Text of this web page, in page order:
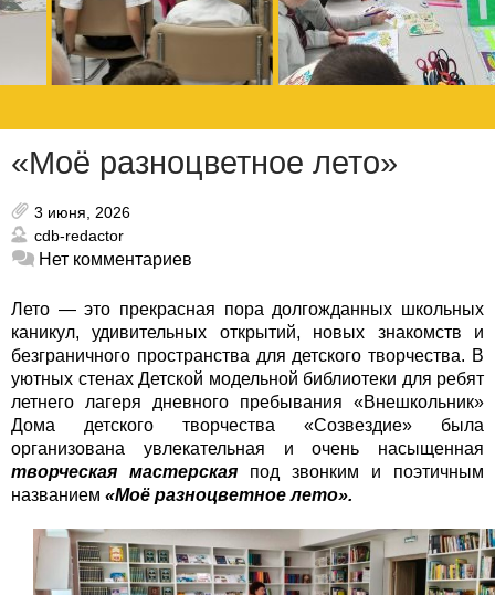
«Моё разноцветное лето»
3 июня, 2026
cdb-redactor
Нет комментариев
Лето — это прекрасная пора долгожданных школьных
каникул, удивительных открытий, новых знакомств и
безграничного пространства для детского творчества. В
уютных стенах Детской модельной библиотеки для ребят
летнего лагеря дневного пребывания «Внешкольник»
Дома детского творчества «Созвездие» была
организована увлекательная и очень насыщенная
творческая мастерская под звонким и поэтичным
названием «Моё разноцветное лето».